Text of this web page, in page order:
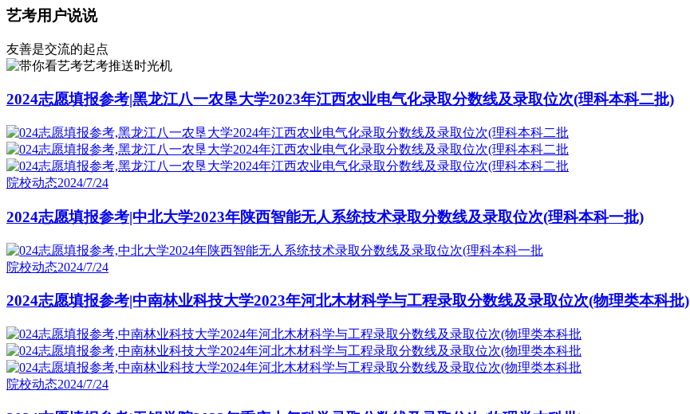
艺考用户说说
友善是交流的起点
艺考推送时光机
2024志愿填报参考|黑龙江八一农垦大学2023年江西农业电气化录取分数线及录取位次(理科本科二批)
院校动态2024/7/24
2024志愿填报参考|中北大学2023年陕西智能无人系统技术录取分数线及录取位次(理科本科一批)
院校动态2024/7/24
2024志愿填报参考|中南林业科技大学2023年河北木材科学与工程录取分数线及录取位次(物理类本科批)
院校动态2024/7/24